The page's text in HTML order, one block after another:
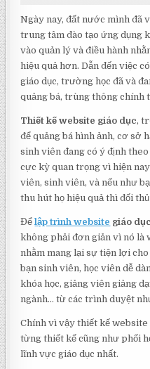
Ngày nay, đất nước mình đã
trung tâm đào tạo ứng dụng
vào quản lý và điều hành
hiệu quả hơn. Dẫn đến việc
giáo dục, trường học đã và
quảng bá, trùng thông chính
Thiết kế website giáo dục,
để quảng bá hình ảnh, cơ sở
sinh viên đang có ý định
cực kỳ quan trọng vì hiện
viên, sinh viên, và nếu như
thu hút họ hiệu quả thì đối
Đểlập trình website giáo
không phải đơn giản vì nó là
nhằm mang lại sự tiện lợi
bạn sinh viên, học viên dễ
khóa học, giảng viên giảng
ngành… từ các trình duyệt
Chính vì vậy thiết kế
từng thiết kế cũng như phối
lĩnh vực giáo dục nhất.